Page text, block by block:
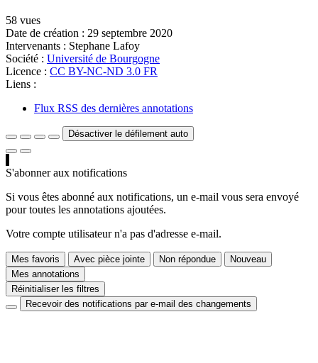
58 vues
Date de création : 29 septembre 2020
Intervenants : Stephane Lafoy
Société : Université de Bourgogne
Licence : CC BY-NC-ND 3.0 FR
Liens :
Flux RSS des dernières annotations
Désactiver le défilement auto
S'abonner aux notifications
Si vous êtes abonné aux notifications, un e-mail vous sera envoyé
pour toutes les annotations ajoutées.
Votre compte utilisateur n'a pas d'adresse e-mail.
Mes favoris Avec pièce jointe Non répondue
Nouveau
Mes annotations
Réinitialiser les filtres
Recevoir des notifications par e-mail des changements